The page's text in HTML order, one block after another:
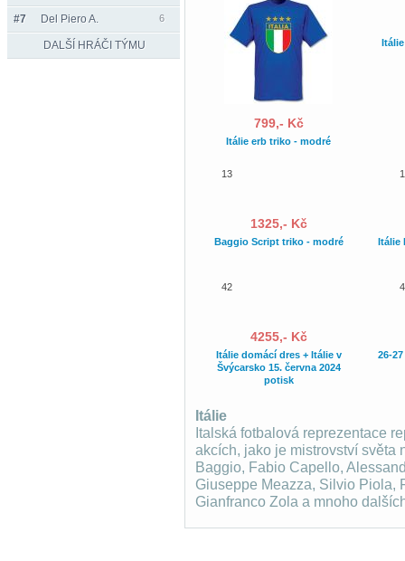
#7 Del Piero A. 6
DALŠÍ HRÁČI TÝMU
799,- Kč
Itálie erb triko - modré
13
1325,- Kč
Baggio Script triko - modré Itálie
42
4255,- Kč
Itálie domácí dres + Itálie v
Švýcarsko 15. června 2024
potisk
26-
Itálie
Italská fotbalová reprezentace
akcích, jako je mistrovství světa
Baggio, Fabio Capello,
Giuseppe Meazza, Silvio Piola,
Gianfranco Zola a mnoho